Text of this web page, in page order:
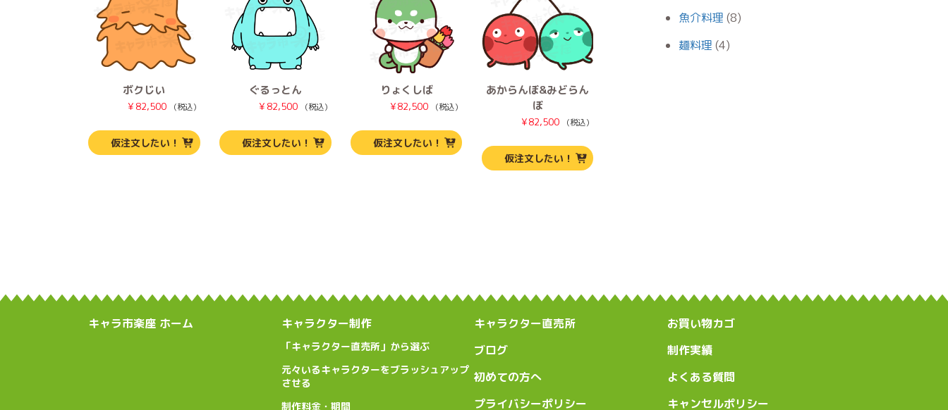
ボクじい
¥ 82,500 （税込）
仮注文したい！
ぐるっとん
¥ 82,500 （税込）
仮注文したい！
りょくしば
¥82,500 （税込）
仮注文したい！
あからんぼ&みどらん
ぼ
¥82,500 （税込）
仮注文したい！
魚介料理 (8)
麺料理 (4)
キャラ市楽座 ホーム キャラクター制作
「キャラクター直売所」から選ぶ
元々いるキャラクターをブラッシュアップ
させる
制作料金・期間
キャラクター直売所
お買い物カゴ
ブログ
制作実績
初めての方へ
よくある質問
プライバシーポリシー
キャンセルポリシー